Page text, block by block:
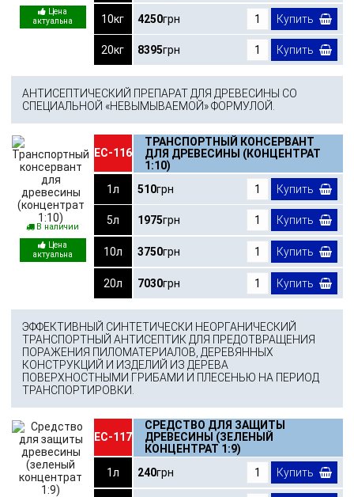
10кг 4250грн Купить
20кг 8395грн Купить
АНТИСЕПТИЧЕСКИЙ ПРЕПАРАТ ДЛЯ ДРЕВЕСИНЫ СО
СПЕЦИАЛЬНОЙ «НЕВЫМЫВАЕМОЙ» ФОРМУЛОЙ.
В наличии
ЕС-116
ТРАНСПОРТНЫЙ КОНСЕРВАНТ
ДЛЯ ДРЕВЕСИНЫ (КОНЦЕНТРАТ
1:10)
1л
510грн Купить
5л 1975грн Купить
10л 3750грн Купить
20л 7030грн Купить
ЭФФЕКТИВНЫЙ СИНТЕТИЧЕСКИ НЕОРГАНИЧЕСКИЙ
ТРАНСПОРТНЫЙ АНТИСЕПТИК ДЛЯ ПРЕДОТВРАЩЕНИЯ
ПОРАЖЕНИЯ ПИЛОМАТЕРИАЛОВ, ДЕРЕВЯННЫХ
КОНСТРУКЦИЙ И ИЗДЕЛИЙ ИЗ ДЕРЕВА
ПОВЕРХНОСТНЫМИ ГРИБАМИ И ПЛЕСЕНЬЮ НА ПЕРИОД
ТРАНСПОРТИРОВКИ.
ЕС-117
СРЕДСТВО ДЛЯ ЗАЩИТЫ
ДРЕВЕСИНЫ (ЗЕЛЕНЫЙ
КОНЦЕНТРАТ 1:9)
1л
240грн Купить